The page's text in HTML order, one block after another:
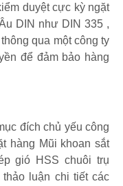
duyệt cực kỳ ngặt
DIN như DIN 335 ,
qua một công ty
để đảm bảo hàng
đích chủ yếu công
hàng Mũi khoan sắt
gió HSS chuôi trụ
luận chi tiết các